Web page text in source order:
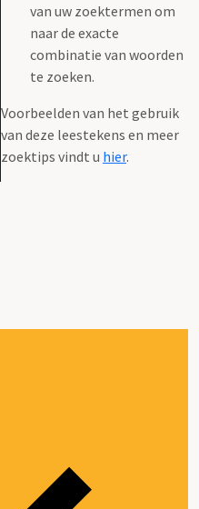
van uw zoektermen om
naar de exacte
combinatie van woorden
te zoeken.
Voorbeelden van het gebruik
van deze leestekens en meer
zoektips vindt u hier.